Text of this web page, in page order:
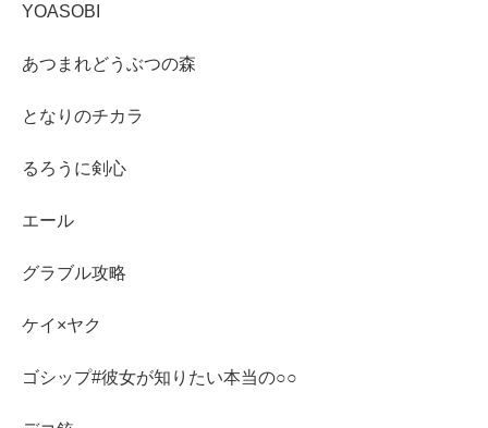
YOASOBI
あつまれどうぶつの森
となりのチカラ
るろうに剣心
エール
グラブル攻略
ケイ×ヤク
ゴシップ#彼女が知りたい本当の○○